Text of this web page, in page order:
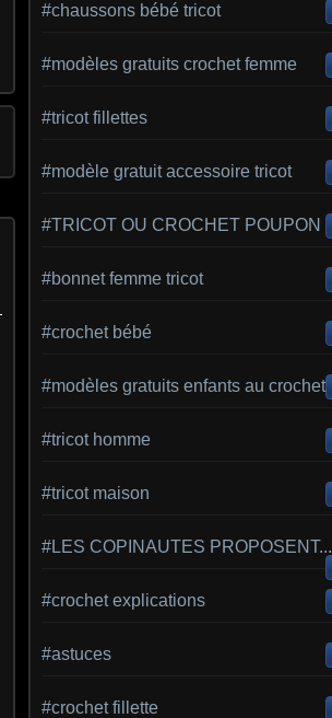
#chaussons bébé tricot
#modèles gratuits crochet femme
#tricot fillettes
#modèle gratuit accessoire tricot
#TRICOT OU CROCHET POUPON
#bonnet femme tricot
#crochet bébé
#modèles gratuits enfants au crochet
#tricot homme
#tricot maison
#LES COPINAUTES PROPOSENT...
#crochet explications
#astuces
#crochet fillette